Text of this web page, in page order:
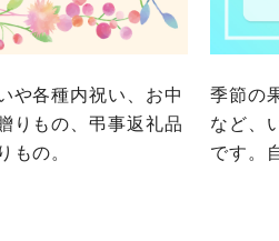
や各種内祝い、お中
りもの、弔事返礼品
もの。
季節の
など、
です。
わかやま市民生協
ならコープ
ならコープ